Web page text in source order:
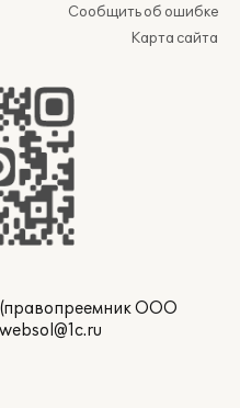
Сообщить об ошибке
Карта сайта
(правопреемник ООО
websol@1c.ru